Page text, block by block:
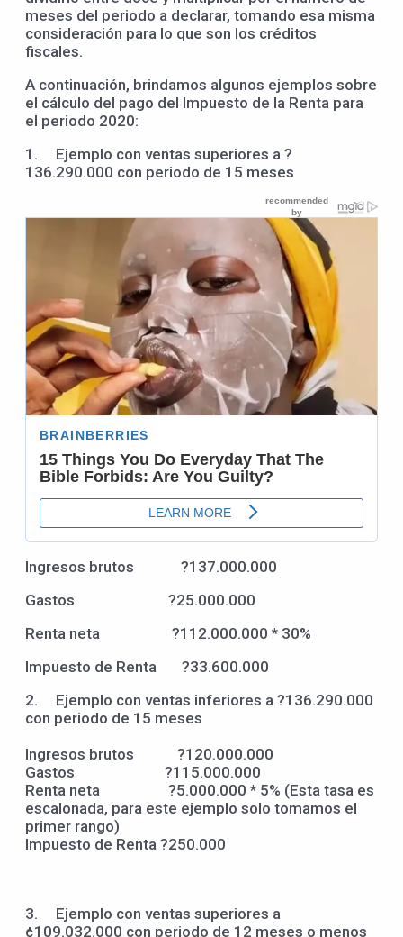
meses del periodo a declarar, tomando esa misma
consideración para lo que son los créditos
fiscales.
A continuación, brindamos algunos ejemplos sobre
el cálculo del pago del Impuesto de la Renta para
el periodo 2020:
1. Ejemplo con ventas superiores a ?
136.290.000 con periodo de 15 meses
Ingresos brutos ?137.000.000
Gastos ?25.000.000
Renta neta ?112.000.000 * 30%
Impuesto de Renta ?33.600.000
2. Ejemplo con ventas inferiores a ?136.290.000
con periodo de 15 meses
Ingresos brutos ?120.000.000
Gastos ?115.000.000
Renta neta ?5.000.000 * 5% (Esta tasa es
escalonada, para este ejemplo solo tomamos el
primer rango)
Impuesto de Renta ?250.000
3. Ejemplo con ventas superiores a
¢109.032.000 con periodo de 12 meses o menos